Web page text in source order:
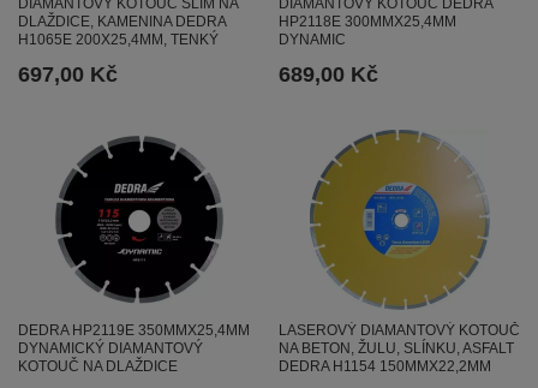
DIAMANTOVÝ KOTOUČ SLIM NA
DLAŽDICE, KAMENINA DEDRA
H1065E 200X25,4MM, TENKÝ
697,00 Kč
DIAMANTOVÝ KOTOUČ DEDRA
HP2118E 300MMX25,4MM
DYNAMIC
689,00 Kč
DEDRA HP2119E 350MMX25,4MM
DYNAMICKÝ DIAMANTOVÝ
KOTOUČ NA DLAŽDICE
LASEROVÝ DIAMANTOVÝ KOTOUČ
NA BETON, ŽULU, SLÍNKU, ASFALT
DEDRA H1154 150MMX22,2MM